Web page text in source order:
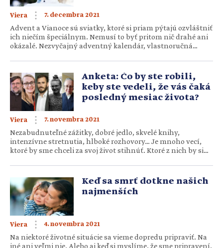
Viera 7. decembra 2021
Advent a Vianoce sú sviatky, ktoré si priam pýtajú ozvláštniť
ich niečím špeciálnym. Nemusí to byť pritom nič drahé ani
okázalé. Nezvyčajný adventný kalendár, vlastnoručná
večere… To je len niekoľko nápadov, z ktorých si vaša rodina
môže vytvoriť zvyk či dokonca tradíciu. Tieto zvyky potom
majú tendenciu stať sa […]Anketa: Čo by ste robili,
keby ste vedeli, že vás čaká
posledný mesiac života?
Viera 7. novembra 2021
Nezabudnuteľné zážitky, dobré jedlo, skvelé knihy,
intenzívne stretnutia, hlboké rozhovory… Je mnoho vecí,
ktoré by sme chceli za svoj život stihnúť. Ktoré z nich by si
posledné dni? Juraj Drobný, výpomocný duchovný
v Devínskej Novej Vsi Už roky prosím o odpustenie ľudí,
ktorých som […]
Keď sa smrť dotkne našich
najmenších
Viera 4. novembra 2021
Na niektoré životné situácie sa vieme dopredu pripraviť. Na